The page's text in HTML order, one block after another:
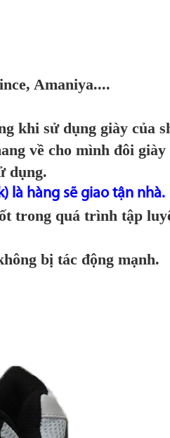
Amaniya....
khi sử dụng giày của
về cho mình đôi giày
dụng.
là hàng sẽ giao tận nhà.
trong quá trình tập
bị tác động mạnh.